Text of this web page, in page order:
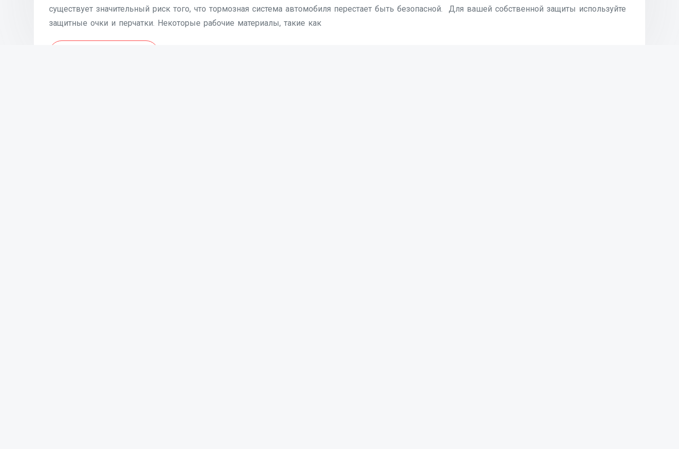
существует значительный риск того, что тормозная система автомобиля перестает быть безопасной. Для вашей собственной защиты используйте
защитные очки и перчатки. Некоторые рабочие материалы, такие как